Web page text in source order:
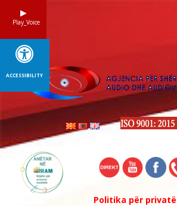
Politika për
Play_Voice
ACCESSIBILITY